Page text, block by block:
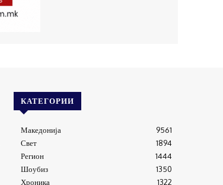
КАТЕГОРИИ
Македонија
9561
Свет
1894
Регион
1444
Шоубиз
1350
Хроника
1322